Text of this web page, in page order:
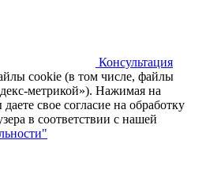
Консультация
cookie (в том числе, файлы
метрикой»). Нажимая на
свое согласие на обработку
в соответствии с нашей